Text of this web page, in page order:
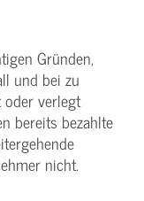
Gründen,
und bei zu
oder verlegt
bereits bezahlte
nicht.